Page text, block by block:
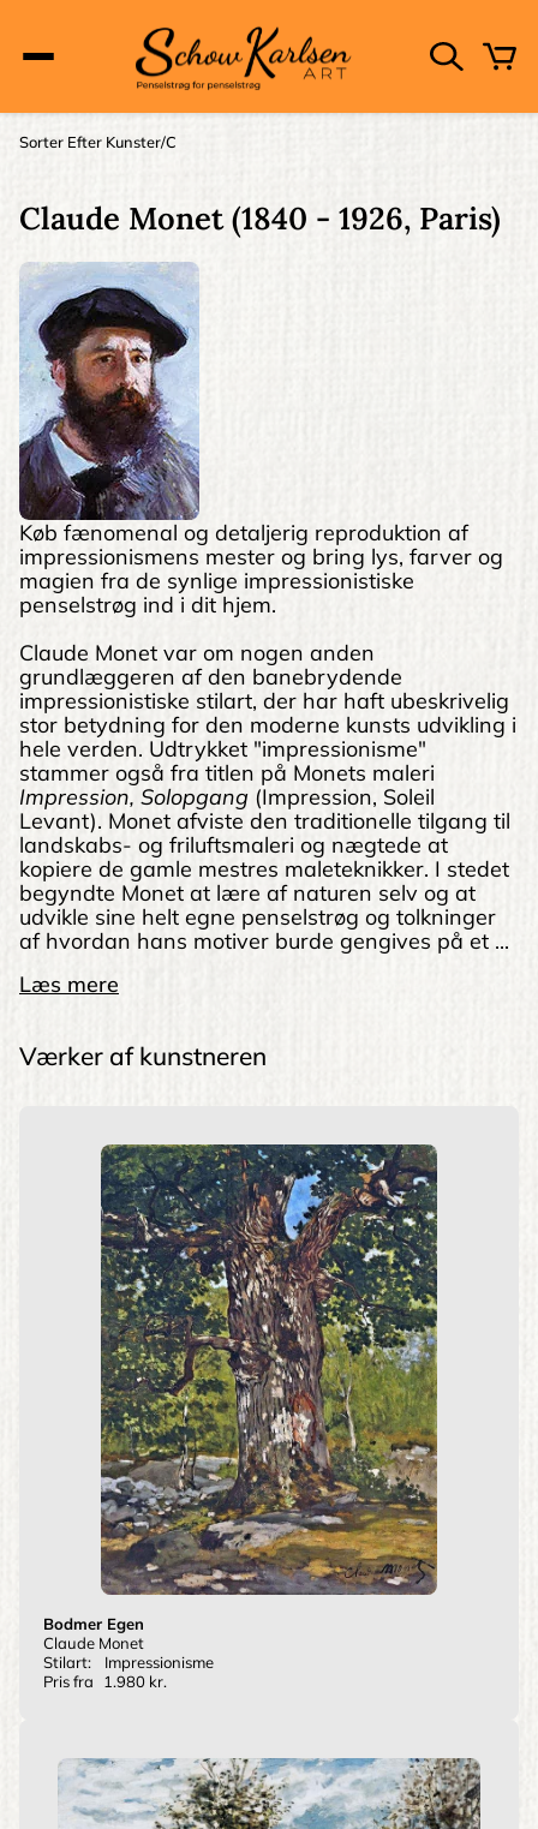
navigation
Brødkrumme
Sorter Efter Kunster C
Claude Monet(1840 - 1926, Paris)
Køb fænomenal og detaljerig reproduktion af
impressionismens mester og bring lys, farver og
magien fra de synlige impressionistiske
penselstrøg ind i dit hjem.
Claude Monet var om nogen anden
grundlæggeren af den banebrydende
impressionistiske stilart, der har haft ubeskrivelig
stor betydning for den moderne kunsts udvikling i
hele verden. Udtrykket "impressionisme"
stammer også fra titlen på Monets maleri
Impression, Solopgang (Impression, Soleil
Levant). Monet afviste den traditionelle tilgang til
landskabs- og friluftsmaleri og nægtede at
kopiere de gamle mestres maleteknikker. I stedet
begyndte Monet at lære af naturen selv og at
udvikle sine helt egne penselstrøg og tolkninger
af hvordan hans motiver burde gengives på et ...
Læs mere
Værker af kunstneren
Bodmer Egen
Claude Monet
Stilart:
Impressionisme
Pris fra
1.980 kr.